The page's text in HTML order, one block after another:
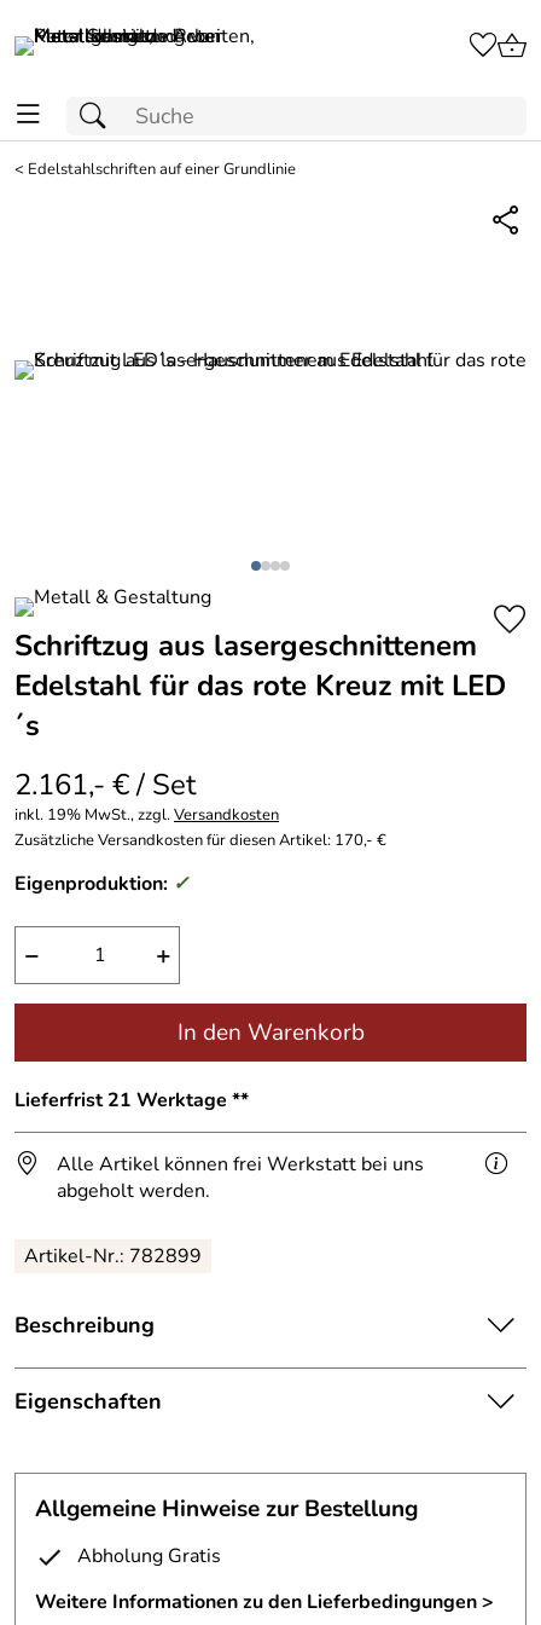
< Edelstahlschriften auf einer Grundlinie
Schriftzug aus lasergeschnittenem
Edelstahl für das rote Kreuz mit LED
´s
2.161,- € / Set
inkl. 19% MwSt., zzgl.Versandkosten
Zusätzliche Versandkosten für diesen Artikel: 170,- €
Eigenproduktion: ✓
− +
In den Warenkorb
Lieferfrist 21 Werktage **
Alle Artikel können frei Werkstatt bei uns
abgeholt werden.
Artikel-Nr.: 782899
Beschreibung
Schriftzug „Langelinenwall 21“ für das Rote Kreuz in
Hildesheim
Eigenschaften
Befestigung:
mit rückseitigen Gewindebolzen
Höhe:
25 cm
8 W/pro Meter, neutralweiß, diffus
Allgemeine Hinweise zur Bestellung
Abholung Gratis
Weitere Informationen zu den Lieferbedingungen >